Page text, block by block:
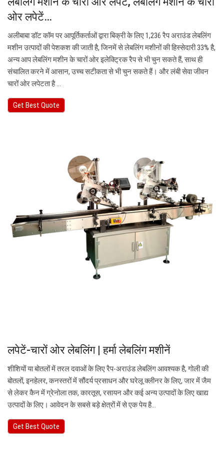
ओर लपेटें…
अलीबाबा डॉट कॉम पर आपूर्तिकर्ताओं द्वारा बिक्री के लिए 1,236 रैप अराउंड लेबलिंग
मशीन उत्पादों की पेशकश की जाती है, जिनमें से लेबलिंग मशीनों की हिस्सेदारी 33% है,
अन्य आप लेबलिंग मशीन के चारों ओर इलेक्ट्रिक रैप से भी चुन सकते हैं, साथ ही
संचालित करने में आसान, उच्च सटीकता से भी चुन सकते हैं। और लंबी सेवा जीवन
चारों ओर लपेटता है …
Get Best Quote
लपेटें-चारों ओर लेबलिंग | हर्मा लेबलिंग मशीनें
शीशियों या बोतलों में तरल दवाओं के लिए रैप-अराउंड लेबलिंग आवश्यक है, गोली की
बोतलों, इनहेलर, कनस्तरों में सौंदर्य प्रसाधन और घरेलू क्लीनर के लिए, जार में जैम
से लेकर कैन में ग्रेनोला तक, कारतूस, रसायन और कई अन्य उत्पादों के लिए खाद्य
उत्पादों के लिए। आवेदन के सबसे बड़े क्षेत्रों में से एक पेय है…
Get Best Quote